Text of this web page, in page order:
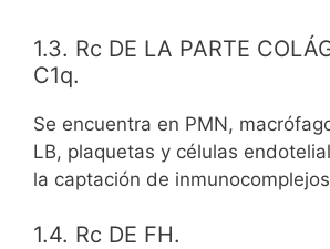
1.3. Rc DE LA PARTE
C1q.
Se encuentra en PMN,
LB, plaquetas y células
la captación de
1.4. Rc DE FH.